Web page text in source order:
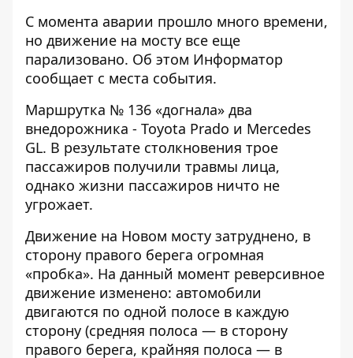
С момента аварии прошло много времени,
но движение на мосту все еще
парализовано. Об этом Информатор
сообщает с места события.
Маршрутка № 136 «догнала» два
внедорожника - Toyota Prado и Mercedes
GL. В результате столкновения трое
пассажиров получили травмы лица,
однако жизни пассажиров ничто не
угрожает.
Движение на Новом мосту затруднено, в
сторону правого берега огромная
«пробка». На данный момент реверсивное
движение изменено: автомобили
двигаются по одной полосе в каждую
сторону (средняя полоса — в сторону
правого берега, крайняя полоса — в